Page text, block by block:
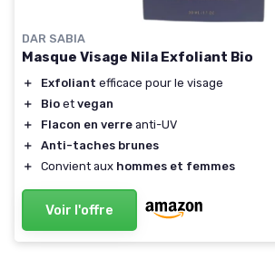
DAR SABIA
Masque Visage Nila Exfoliant Bio
＋ Exfoliant efficace pour le visage
＋
Bio et vegan
＋
Flacon en verre anti-UV
＋
Anti-taches brunes
＋
Convient aux hommes et femmes
Voir l'offre